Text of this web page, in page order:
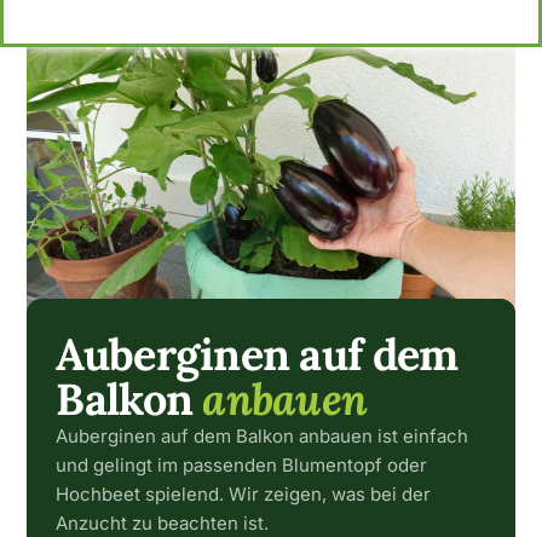
Auberginen auf dem
Balkonanbauen
Auberginen auf dem Balkon anbauen ist einfach
und gelingt im passenden Blumentopf oder
Hochbeet spielend. Wir zeigen, was bei der
Anzucht zu beachten ist.